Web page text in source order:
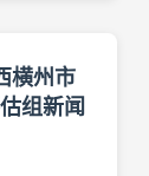
横州市
组新闻